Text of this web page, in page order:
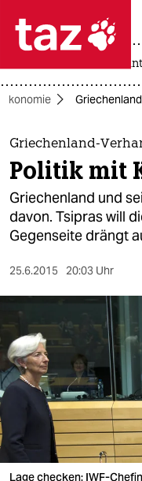
 taz
themen
politik
öko
gesellschaft
sport
berlin
nord
wahrheit
verlag
usa
Ökonomie
Griechenland-
Politik mit
Griechenland und
davon. Tsipras will
Gegenseite drängt
25.6.2015 20:03 Uhr
Lage checken: IWF-